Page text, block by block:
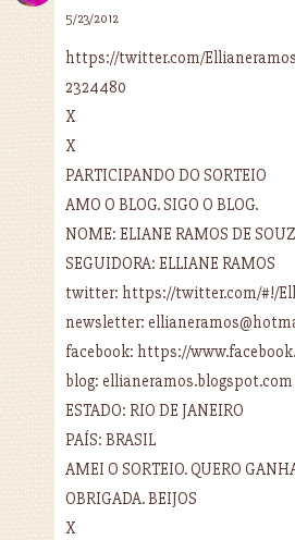
5/23/2012
https://twitter.com/
2324480
X
X
PARTICIPANDO DO SORTEIO
AMO O BLOG. SIGO O BLOG.
NOME: ELIANE RAMOS DE
SEGUIDORA: ELLIANE RAMOS
twitter: https://twitter.com/#!/
newsletter:
facebook: https://
blog: ellianeramos.blogspot.com
ESTADO: RIO DE JANEIRO
PAÍS: BRASIL
AMEI O SORTEIO. QUERO
OBRIGADA. BEIJOS
X